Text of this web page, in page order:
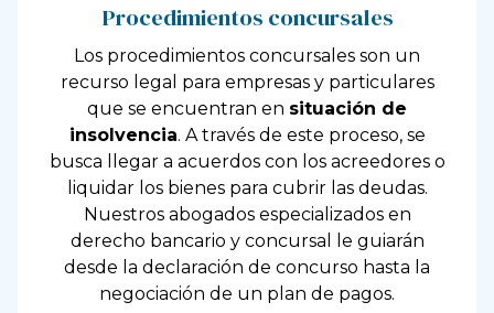
Procedimientos concursales
Los procedimientos concursales son un
recurso legal para empresas y particulares
que se encuentran en situación de
insolvencia. A través de este proceso, se
busca llegar a acuerdos con los acreedores o
liquidar los bienes para cubrir las deudas.
Nuestros abogados especializados en
derecho bancario y concursal le guiarán
desde la declaración de concurso hasta la
negociación de un plan de pagos.